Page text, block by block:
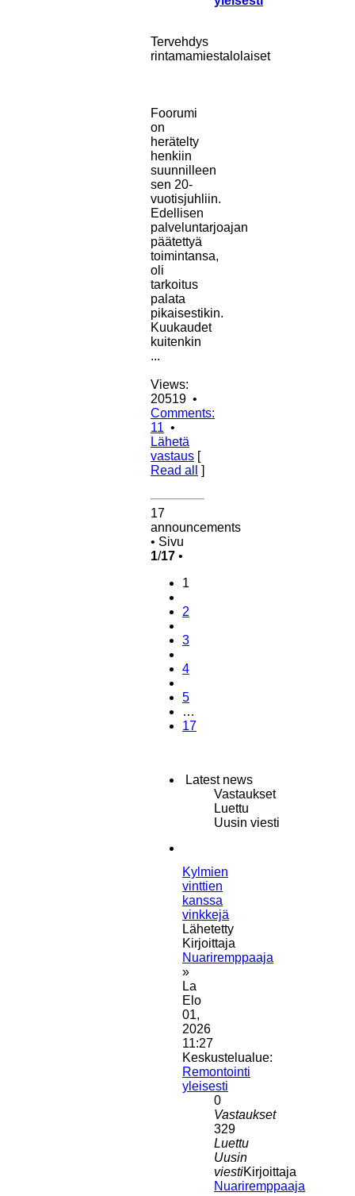
Tervehdys
rintamamiestalolaiset
Foorumi
on
herätelty
henkiin
suunnilleen
sen 20-
vuotisjuhliin.
Edellisen
palveluntarjoajan
päätettyä
toimintansa,
oli
tarkoitus
palata
pikaisestikin.
Kuukaudet
kuitenkin
...
Views:
20519 •
Comments:
11 •
Lähetä
vastaus [
Read all
]
17
announcements
• Sivu
1/17 •
1
2
3
4
5
…
17
Latest news
Vastaukset
Luettu
Uusin viesti
Kylmien
vinttien
kanssa
vinkkejä
Lähetetty
Kirjoittaja
Nuariremppaaja
»
La
Elo
01,
2026
11:27
Keskustelualue:
Remontointi
yleisesti
0
Vastaukset
329
Luettu
Uusin
viestiKirjoittaja
Nuariremppaaja